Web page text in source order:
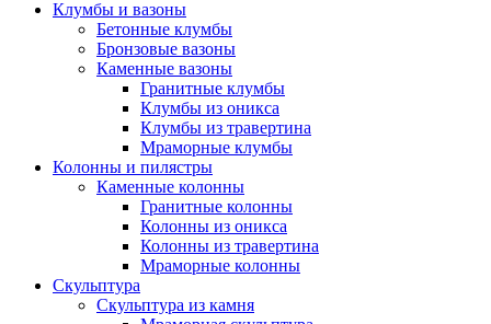
Клумбы и вазоны
Бетонные клумбы
Бронзовые вазоны
Каменные вазоны
Гранитные клумбы
Клумбы из оникса
Клумбы из травертина
Мраморные клумбы
Колонны и пилястры
Каменные колонны
Гранитные колонны
Колонны из оникса
Колонны из травертина
Мраморные колонны
Скульптура
Скульптура из камня